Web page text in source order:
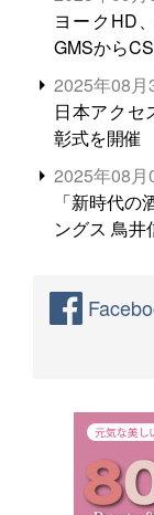
ヨークHD
GMSから
2025年08月
日本アクセ
彰式を開催
2025年08月
「新時代
ングス 鳥井